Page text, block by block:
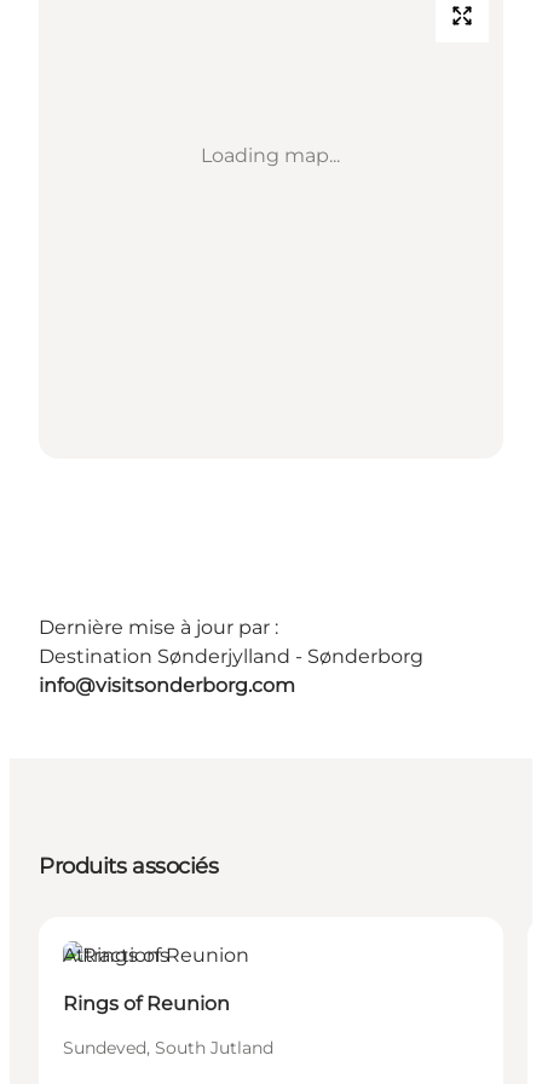
Loading map...
Dernière mise à jour par :
Destination Sønderjylland - Sønderborg
info@visitsonderborg.com
Produits associés
Attractions
Rings of Reunion
Sundeved, South Jutland